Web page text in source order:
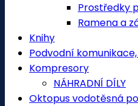
Prostředky
Ramena a
Knihy
Podvodní
Kompresory
NÁHRADNÍ DÍLY
Oktopus vodotěsná